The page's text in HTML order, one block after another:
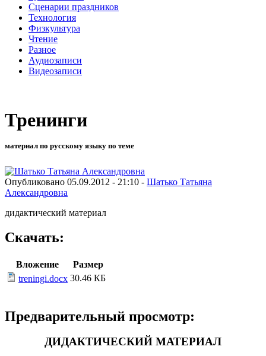
Сценарии праздников
Технология
Физкультура
Чтение
Разное
Аудиозаписи
Видеозаписи
Тренинги
материал по русскому языку по теме
Опубликовано 05.09.2012 - 21:10 - Шатько Татьяна
Александровна
дидактический материал
Скачать:
Вложение
Размер
treningi.docx 30.46 КБ
Предварительный просмотр:
ДИДАКТИЧЕСКИЙ МАТЕРИАЛ